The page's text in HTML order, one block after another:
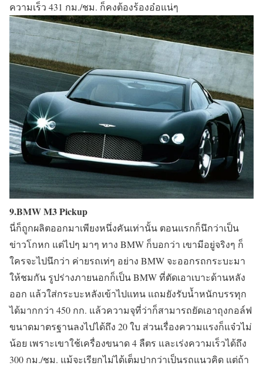
ความเร็ว 431 กม./ชม. ก็คงต้องร้องอ๋อแน่ๆ
9.BMW M3 Pickup
นี่ก็ถูกผลิตออกมาเพียงหนึ่งคันเท่านั้น ตอนแรกก็นึกว่าเป็น
ข่าวโกหก แต่ไปๆ มาๆ ทาง BMW ก็บอกว่า เขามีอยู่จริงๆ ก็
ใครจะไปนึกว่า ค่ายรถเท่ๆ อย่าง BMW จะออกรถกระบะมา
ให้ชมกัน รูปร่างภายนอกก็เป็น BMW ที่ตัดเอาเบาะด้านหลัง
ออก แล้วใส่กระบะหลังเข้าไปแทน แถมยังรับน้ำหนักบรรทุก
ได้มากกว่า 450 กก. แล้วความจุที่ว่าก็สามารถยัดเอาถุงกอล์ฟ
ขนาดมาตรฐานลงไปได้ถึง 20 ใบ ส่วนเรื่องความแรงก็แจ๋วไม่
น้อย เพราะเขาใช้เครื่องขนาด 4 ลืตร และเร่งความเร็วได้ถึง
300 กม./ชม. แม้จะเรียกไม่ได้เต็มปากว่าเป็นรถแนวคิด แต่ถ้า